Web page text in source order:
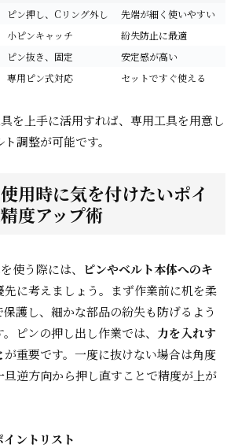
ピン押し、Cリング外し
先端が細く使いやすい
小ピンキャッチ
紛失防止に最適
ピン抜き、固定
安定感が高い
専用ピン式対応 セットですぐ使える
を上手に活用すれば、専用工具を用意し
調整が可能です。
用時に気を付けたいポイ
度アップ術
使う際には、 ピンやベルト本体へのキ
先に考えましょう。まず作業前に机を柔
護し、細かな部品の紛失も防げるよう
ピンの押し出し作業では、 力を入れす
が重要です。一度に抜けない場合は角度
旦逆方向から押し直すことで精度が上が
ントリスト